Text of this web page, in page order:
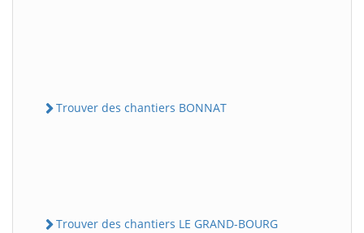
Trouver des chantiers BONNAT
Trouver des chantiers LE GRAND-BOURG